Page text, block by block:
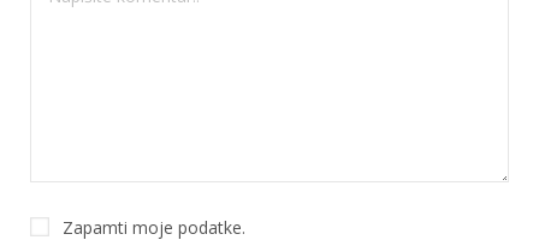
Zapamti moje podatke.